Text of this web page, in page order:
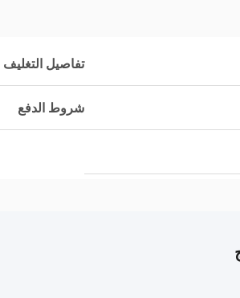
تفاصيل التغليف
شروط الدفع